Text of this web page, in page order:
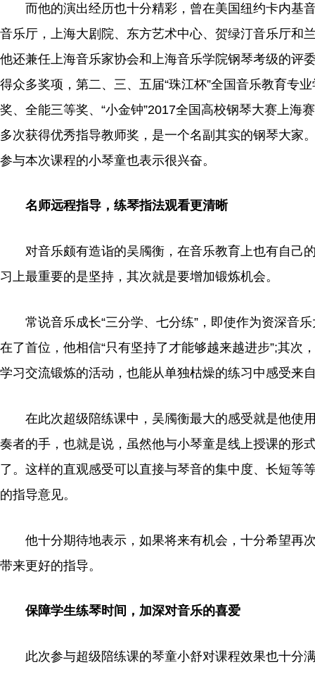
而他的演出经历也十分精彩，曾在美国纽约卡内基
音乐厅，上海大剧院、东方艺术中心、贺绿汀音乐厅和
他还兼任上海音乐家协会和上海音乐学院钢琴考级的评
得众多奖项，第二、三、五届“珠江杯”全国音乐教育专
奖、全能三等奖、“小金钟”2017全国高校钢琴大赛上海
多次获得优秀指导教师奖，是一个名副其实的钢琴大家
参与本次课程的小琴童也表示很兴奋。
名师远程指导，练琴指法观看更清晰
对音乐颇有造诣的吴斶衡，在音乐教育上也有自己
习 上最重要的是坚持，其次就是要增加锻炼机会。
常说音乐成长“三分学、七分练”，即使作为资深音
在了首位，他相信“只有坚持了才能够越来越进步”;其次
学习 交流锻炼的活动，也能从单独枯燥的练习 中感受来
在此次超级陪练课中，吴斶衡最大的感受就是他使
奏者的手，也就是说，虽然他与小琴童是线上授课的形
了。这样的直观感受可以直接与琴音的集中度、长短等
的指导意见。
他十分期待地表示，如果将来有机会，十分希望再
带来更好的指导。
保障学生练琴时间，加深对音乐的喜爱
此次参与超级陪练课的琴童小舒对课程效果也十分